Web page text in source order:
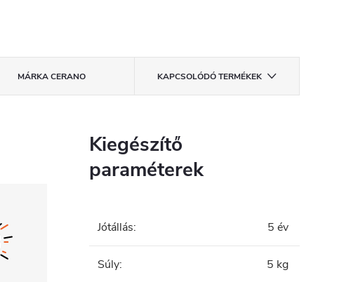
MÁRKACERANO KAPCSOLÓDÓ TERMÉKEK
Kiegészítő
paraméterek
Jótállás: 5 év
Súly: 5 kg